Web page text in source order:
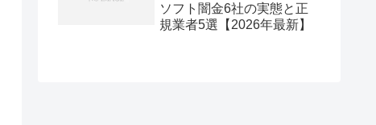
ソフト闇金6社の実態と正
規業者5選【2026年最新】